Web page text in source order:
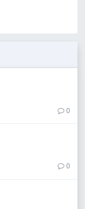
0
0